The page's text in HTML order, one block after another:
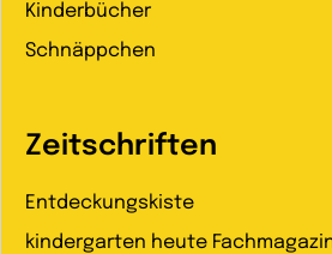
Kinderbücher
Schnäppchen
Zeitschriften
Entdeckungskiste
kindergarten heute